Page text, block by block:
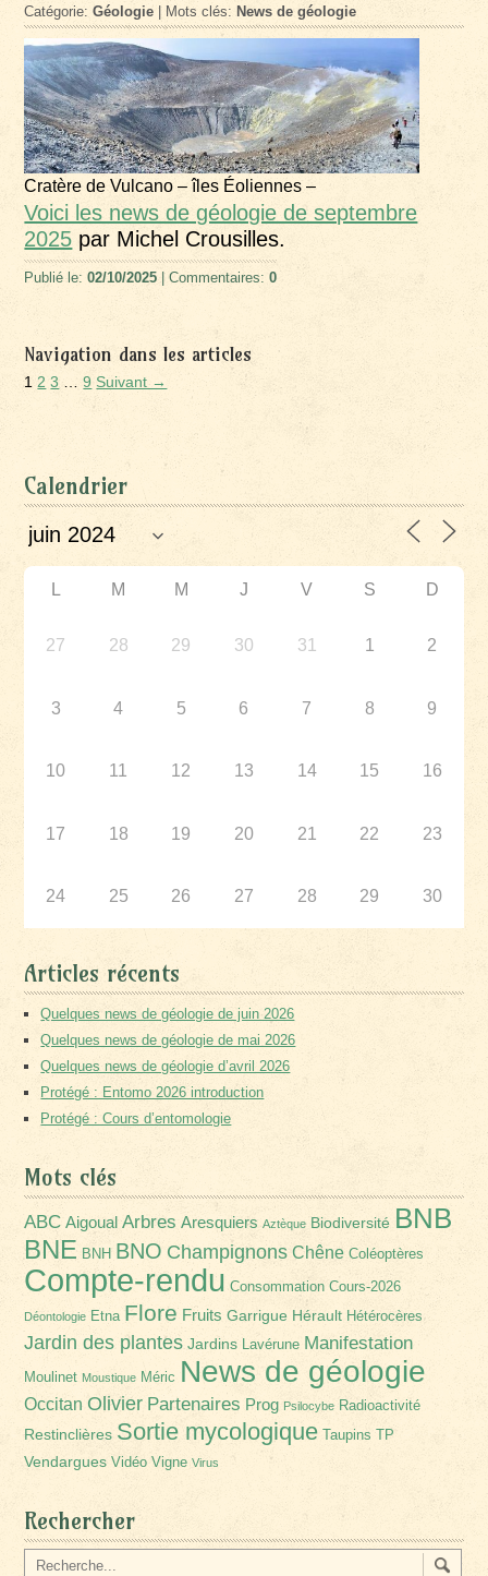
Catégorie:Géologie | Mots clés: News de géologie
Cratère de Vulcano – îles Éoliennes –
Voici les news de géologie de septembre
2025 par Michel Crousilles.
Publié le:02/10/2025 | Commentaires:0
Navigation dans les articles
1 2 3 … 9 Suivant →
Calendrier
L M M J V S D
27 28 29 30 31 1 2
3 4 5 6 7 8 9
10 11 12 13 14 15 16
17 18 19 20 21 22 23
24 25 26 27 28 29 30
Articles récents
Quelques news de géologie de juin 2026
Quelques news de géologie de mai 2026
Quelques news de géologie d’avril 2026
Protégé : Entomo 2026 introduction
Protégé : Cours d’entomologie
Mots clés
ABC Aigoual Arbres Aresquiers Aztèque Biodiversité BNB
BNE BNH BNO Champignons Chêne Coléoptères
Compte-rendu Consommation Cours-2026
Déontologie Etna Flore Fruits Garrigue Hérault Hétérocères
Jardin des plantes Jardins Lavérune Manifestation
Moulinet Moustique Méric News de géologie
Occitan Olivier Partenaires Prog Psilocybe Radioactivité
Restinclières Sortie mycologique Taupins TP
Vendargues Vidéo Vigne Virus
Rechercher